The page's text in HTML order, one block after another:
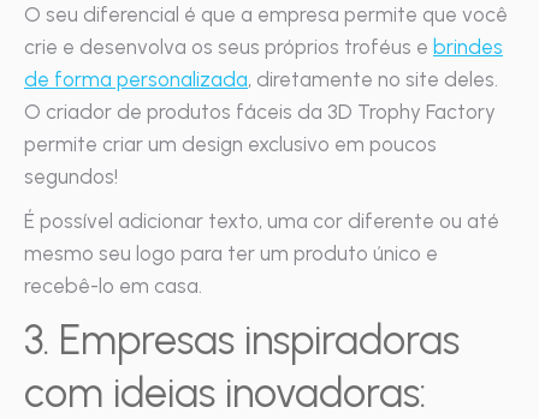
O seu diferencial é que a empresa permite que você
crie e desenvolva os seus próprios troféus e brindes
de forma personalizada, diretamente no site deles.
O criador de produtos fáceis da 3D Trophy Factory
permite criar um design exclusivo em poucos
segundos!
É possível adicionar texto, uma cor diferente ou até
mesmo seu logo para ter um produto único e
recebê-lo em casa.
3. Empresas inspiradoras
com ideias inovadoras: